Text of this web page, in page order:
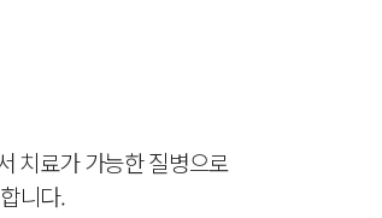
치료가 가능한 질병으로
니다.